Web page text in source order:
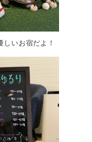
いお宿だよ！